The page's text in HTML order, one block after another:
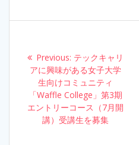
b
o
k
er
navigation
Previous: Previous
post:
テックキャリ
アに興味がある女子大学
生向けコミュニティ
「Waffle College」第3期
エントリーコース（7月開
講）受講生を募集